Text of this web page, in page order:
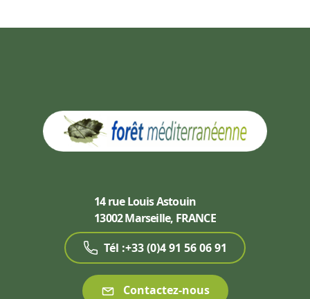
14 rue Louis Astouin
13002 Marseille, FRANCE
Tél :+33 (0)4 91 56 06 91
Contactez-nous